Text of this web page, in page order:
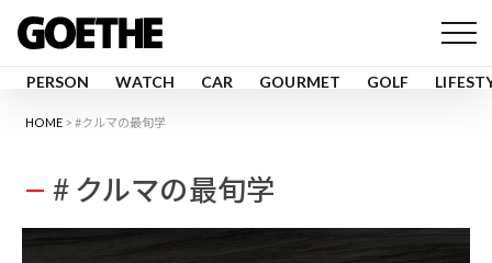
PERSON WATCH CAR GOURMET GOLF
HOME #クルマの最旬学
# クルマの最旬学